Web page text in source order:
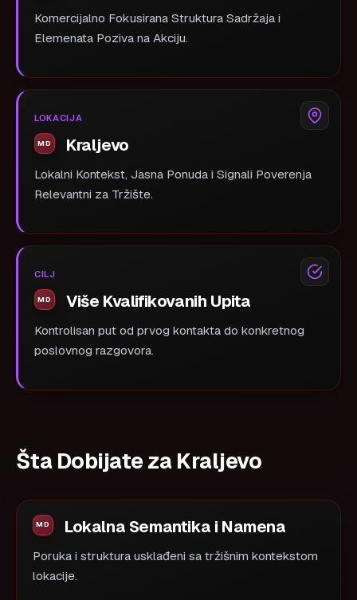
Komercijalno Fokusirana Struktura Sadržaja i
Elemenata Poziva na Akciju.
LOKACIJA
Kraljevo
Lokalni Kontekst, Jasna Ponuda i Signali Poverenja
Relevantni za Tržište.
CILJ
Više Kvalifikovanih Upita
Kontrolisan put od prvog kontakta do konkretnog
poslovnog razgovora.
Šta Dobijate za Kraljevo
Lokalna Semantika i Namena
Poruka i struktura usklađeni sa tržišnim kontekstom
lokacije.